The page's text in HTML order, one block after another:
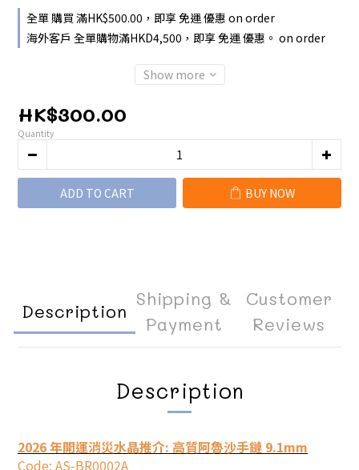
全單 購買 滿HK$500.00，即享 免運 優惠 on order
海外客戶 全單購物滿HKD4,500，即享 免運 優惠。 on order
Show more
HK$300.00
Quantity
ADD TO CART BUY NOW
Description
Shipping &
Payment
Customer
Reviews
Description
2026 年開運消災水晶推介: 高質阿魯沙手鏈 9.1mm
Code: AS-BR0002A